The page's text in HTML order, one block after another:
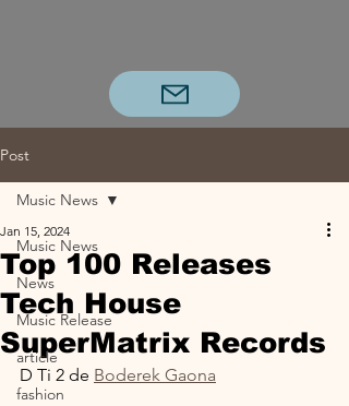
Post
Music News
News
Music Release
article
fashion
Music News
Top 100 Releases
Tech House
SuperMatrix Records
Jan 15, 2024
D Ti 2 de Boderek Gaona